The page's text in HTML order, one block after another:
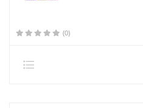
(0)